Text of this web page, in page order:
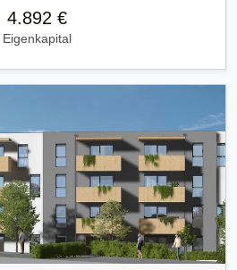
4.892 €
Eigenkapital